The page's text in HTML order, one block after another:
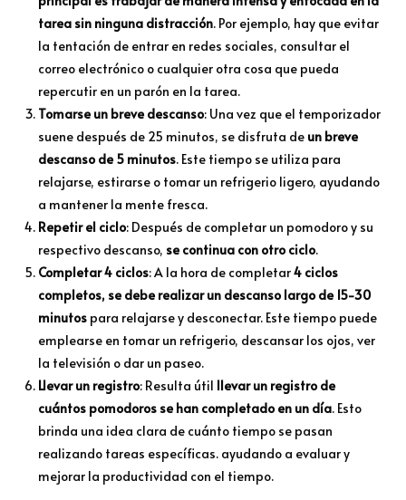
tarea sin ninguna distracción. Por ejemplo, hay que evitar
la tentación de entrar en redes sociales, consultar el
correo electrónico o cualquier otra cosa que pueda
repercutir en un parón en la tarea.
Tomarse un breve descanso: Una vez que el temporizador
suene después de 25 minutos, se disfruta de un breve
descanso de 5 minutos. Este tiempo se utiliza para
relajarse, estirarse o tomar un refrigerio ligero, ayudando
a mantener la mente fresca.
Repetir el ciclo: Después de completar un pomodoro y su
respectivo descanso, se continua con otro ciclo.
Completar 4 ciclos: A la hora de completar4 ciclos
completos, se debe realizar un descanso largo de 15-30
minutos para relajarse y desconectar. Este tiempo puede
emplearse en tomar un refrigerio, descansar los ojos, ver
la televisión o dar un paseo.
Llevar un registro: Resulta útil llevar un registro de
cuántos pomodoros se han completado en un día. Esto
brinda una idea clara de cuánto tiempo se pasan
realizando tareas específicas. ayudando a evaluar y
mejorar la productividad con el tiempo.